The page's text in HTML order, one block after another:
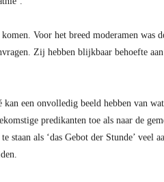
Voor het breed moderamen was
Zij hebben blijkbaar behoefte aan
kan een onvolledig beeld hebben van
predikanten toe als naar de
als ‘das Gebot der Stunde’ veel